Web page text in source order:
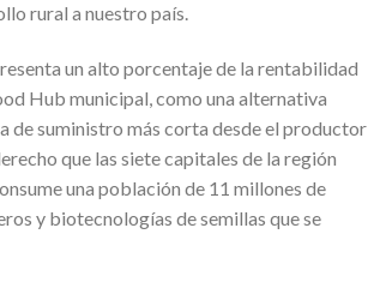
rural a nuestro país.
un alto porcentaje de la rentabilidad
Hub municipal, como una alternativa
de suministro más corta desde el productor
que las siete capitales de la región
una población de 11 millones de
y biotecnologías de semillas que se